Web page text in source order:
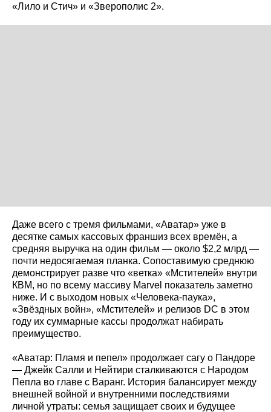
«Лило и Стич» и «Зверополис 2».
Даже всего с тремя фильмами, «Аватар» уже в
десятке самых кассовых франшиз всех времён, а
средняя выручка на один фильм — около $2,2 млрд —
почти недосягаемая планка. Сопоставимую среднюю
демонстрирует разве что «ветка» «Мстителей» внутри
КВМ, но по всему массиву Marvel показатель заметно
ниже. И с выходом новых «Человека‑паука»,
«Звёздных войн», «Мстителей» и релизов DC в этом
году их суммарные кассы продолжат набирать
преимущество.
«Аватар: Пламя и пепел» продолжает сагу о Пандоре
— Джейк Салли и Нейтири сталкиваются с Народом
Пепла во главе с Варанг. История балансирует между
внешней войной и внутренними последствиями
личной утраты: семья защищает своих и будущее